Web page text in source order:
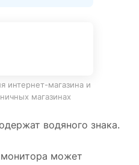
интернет-магазина и
магазинах
водяного знака.
может